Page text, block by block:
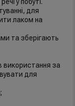
для
лаком на
та зберігають
використання за
для